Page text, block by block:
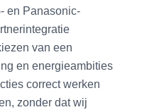
en Panasonic-
van een
en energieambities
correct werken
zonder dat wij